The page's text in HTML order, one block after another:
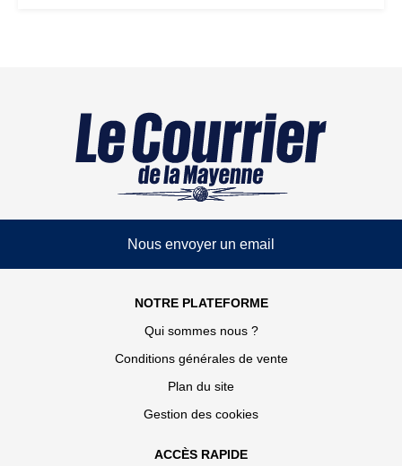
Nous envoyer un email
NOTRE PLATEFORME
Qui sommes nous ?
Conditions générales de vente
Plan du site
Gestion des cookies
ACCÈS RAPIDE